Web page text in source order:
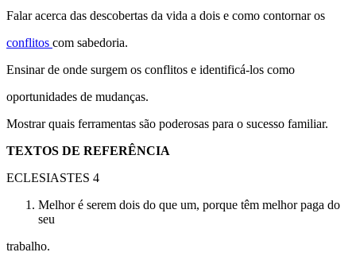
Falar acerca das descobertas da vida a dois e como contornar os
conflitos com sabedoria.
Ensinar de onde surgem os conflitos e identificá-los como
oportunidades de mudanças.
Mostrar quais ferramentas são poderosas para o sucesso familiar.
TEXTOS DE REFERÊNCIA
ECLESIASTES 4
Melhor é serem dois do que um, porque têm melhor paga do
seu
trabalho.